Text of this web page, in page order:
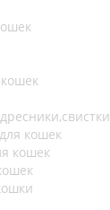
кошек
кошек